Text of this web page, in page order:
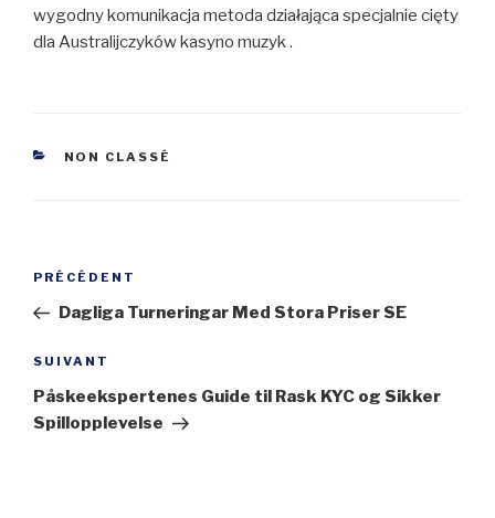
wygodny komunikacja metoda działająca specjalnie cięty
dla Australijczyków kasyno muzyk .
CATÉGORIES
NON CLASSÉ
Navigation
l’article
Article
précédent
PRÉCÉDENT
Dagliga Turneringar Med Stora Priser SE
Article
suivant
SUIVANT
Påskeekspertenes Guide til Rask KYC og Sikker
Spillopplevelse